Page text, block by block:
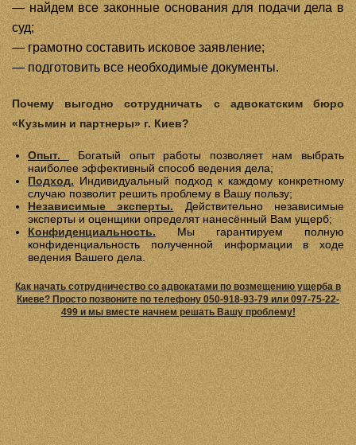
— найдем все законные основания для подачи дела в
суд;
— грамотно составить исковое заявление;
— подготовить все необходимые документы.
Почему выгодно сотрудничать с адвокатским бюро
«Кузьмин и партнеры» г. Киев?
Опыт.Богатый опыт работы позволяет нам выбрать
наиболее эффективный способ ведения дела;
Подход. Индивидуальный подход к каждому конкретному
случаю позволит решить проблему в Вашу пользу;
Независимые эксперты. Действительно независимые
эксперты и оценщики определят нанесённый Вам ущерб;
Конфиденциальность. Мы гарантируем полную
конфиденциальность полученной информации в ходе
ведения Вашего дела.
Как начать сотрудничество со адвокатами по возмещению ущерба в
Киеве? Просто позвоните по телефону 050-918-93-79 или 097-75-22-
499 и мы вместе начнем решать Вашу проблему!